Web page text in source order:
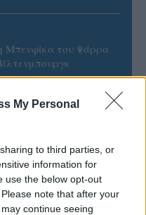
My Personal
to third parties, or
information for
use the below opt-out
note that after your
continue seeing
Μπενφίκα του Ψάρρα
Εθνικής στο
ΠΑΣΑΠΠ και